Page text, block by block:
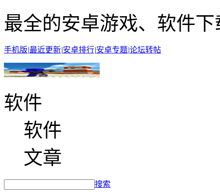
最全的安卓游戏、软件下
手机版|最近更新|安卓排行|安卓专题|论坛转帖
软件
软件
文章
搜索